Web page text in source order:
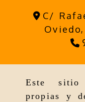
Este sitio
propias y
C/
Oviedo,